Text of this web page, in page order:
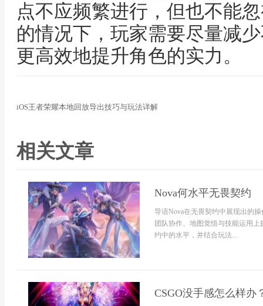
点不应频繁进行，但也不能
的情况下，玩家需要尽量减
更高效地提升角色的实力。
iOS王者荣耀本地回放导出技巧与玩法详解
相关文章
Nova何水平无畏契约
导语Nova在无畏契约中展现出的
团队协作、地图觉悟与技能运用
约中的水平，并结合玩法...
CSGO没手感怎么样办